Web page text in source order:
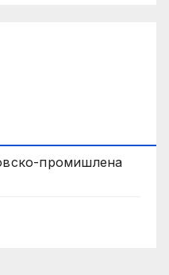
промишлена